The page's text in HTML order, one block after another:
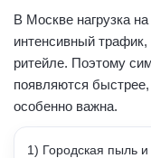
В Москве нагрузка
интенсивный
ритейле. Поэтому
появляются быстрее,
особенно важна.
1) Городская пыль